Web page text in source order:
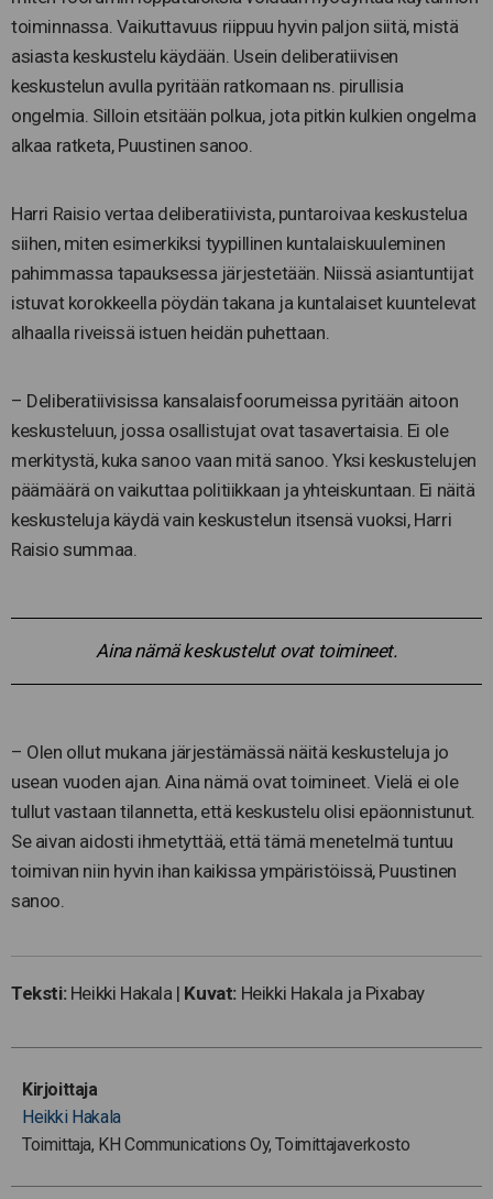
toiminnassa. Vaikuttavuus riippuu hyvin paljon siitä, mistä
asiasta keskustelu käydään. Usein deliberatiivisen
keskustelun avulla pyritään ratkomaan ns. pirullisia
ongelmia. Silloin etsitään polkua, jota pitkin kulkien ongelma
alkaa ratketa, Puustinen sanoo.
Harri Raisio vertaa deliberatiivista, puntaroivaa keskustelua
siihen, miten esimerkiksi tyypillinen kuntalaiskuuleminen
pahimmassa tapauksessa järjestetään. Niissä asiantuntijat
istuvat korokkeella pöydän takana ja kuntalaiset kuuntelevat
alhaalla riveissä istuen heidän puhettaan.
– Deliberatiivisissa kansalaisfoorumeissa pyritään aitoon
keskusteluun, jossa osallistujat ovat tasavertaisia. Ei ole
merkitystä, kuka sanoo vaan mitä sanoo. Yksi keskustelujen
päämäärä on vaikuttaa politiikkaan ja yhteiskuntaan. Ei näitä
keskusteluja käydä vain keskustelun itsensä vuoksi, Harri
Raisio summaa.
Aina nämä keskustelut ovat toimineet.
– Olen ollut mukana järjestämässä näitä keskusteluja jo
usean vuoden ajan. Aina nämä ovat toimineet. Vielä ei ole
tullut vastaan tilannetta, että keskustelu olisi epäonnistunut.
Se aivan aidosti ihmetyttää, että tämä menetelmä tuntuu
toimivan niin hyvin ihan kaikissa ympäristöissä, Puustinen
sanoo.
Teksti:Heikki Hakala | Kuvat: Heikki Hakala ja Pixabay
Kirjoittaja
Heikki Hakala
Toimittaja, KH Communications Oy, Toimittajaverkosto